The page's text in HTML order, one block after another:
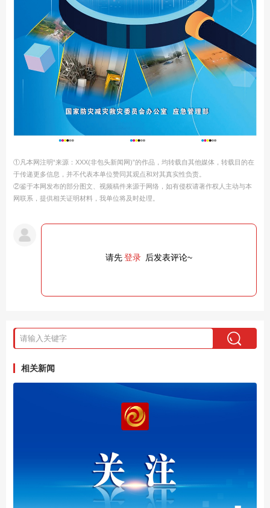
①凡本网注明“来源：XXX(非包头新闻网)”的作品，均转载自其他媒体，转载目的在
于传递更多信息，并不代表本单位赞同其观点和对其真实性负责。
②鉴于本网发布的部分图文、视频稿件来源于网络，如有侵权请著作权人主动与本
网联系，提供相关证明材料，我单位将及时处理。
请先登录 后发表评论~
相关新闻